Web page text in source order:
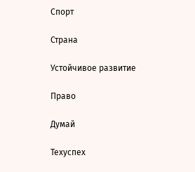
Спорт
Страна
Устойчивое развитие
Право
Думай
Техуспех